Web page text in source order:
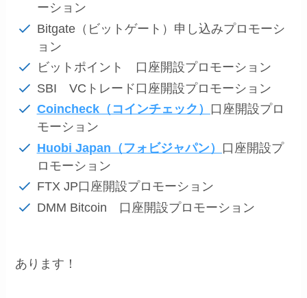
ーション
Bitgate（ビットゲート）申し込みプロモーシ
ョン
ビットポイント 口座開設プロモーション
SBI VCトレード口座開設プロモーション
Coincheck（コインチェック）
口座開設プロ
モーション
Huobi Japan（フォビジャパン）
口座開設プ
ロモーション
FTX JP口座開設プロモーション
DMM Bitcoin 口座開設プロモーション
あります！